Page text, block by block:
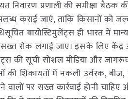
निवारण प्रणाली की समीक्षा बैठक
कराई जाएं, ताकि किसानों को
बायोस्टिमुलेंट्स ही भारत में मान्य
रोक लगाई जाए। इसके लिए केंद्र
की सूची सोशल मीडिया और
की शिकायतों में नकली उर्वरक,
वालों पर सख्त कार्रवाई होनी